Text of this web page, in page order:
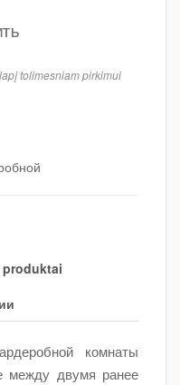
tolimesniam pirkimui
комнаты
между двумя ранее